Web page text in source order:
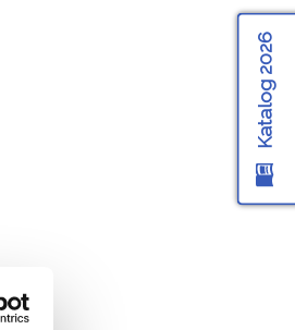
Katalog 2026